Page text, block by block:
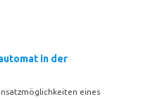
in der
eines